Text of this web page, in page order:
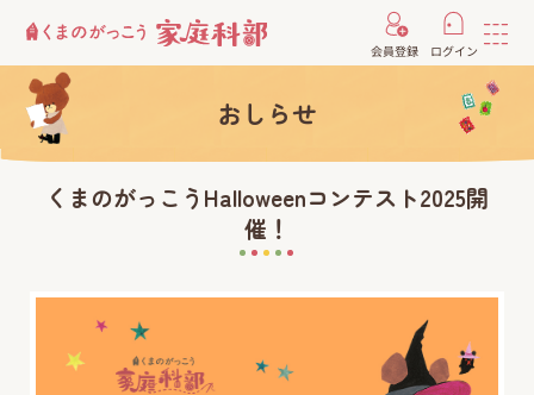
会員登録 ログイン
おしらせ
くまのがっこうHalloweenコンテスト2025開
催！